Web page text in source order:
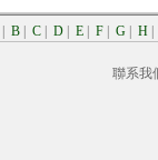
B C D E F G H
聯系我